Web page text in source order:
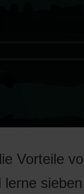
Vorteile
lerne